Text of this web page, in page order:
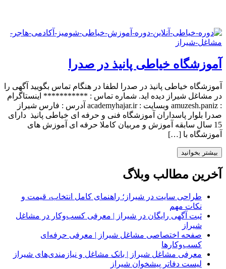
آموزشگاه خیاطی پانیذ در صدرا
آموزشگاه خیاطی پانیذ در صدرا لطفا در هنگام تماس بگویید آگهی را
در مشاغل شیراز دیده اید. شماره تماس : *********** اینستاگرام
: amuzesh.paniz وبسایت : academyhajar.ir آدرس : فارس شیراز
صدرا بلوار پاسداران آموزشگاه فنی و حرفه ای خیاطی پانیذ دارای
15 سال سابقه آموزش و مربیان کاملا حرفه ای آموزش های
آموزشگاه با […]
بیشتر بخوانید
آخرین مطالب وبلاگ
طراحی سایت در شیراز؛ راهنمای کامل انتخاب، قیمت و
نکات مهم
ثبت آگهی رایگان در شیراز | معرفی کسب‌وکار در مشاغل
شیراز
صفحه اختصاصی مشاغل شیراز | معرفی حرفه‌ای
کسب‌وکارها
معرفی مشاغل شیراز | بانک مشاغل و نیازمندی‌های شیراز
لیست دفاتر پیشخوان شیراز